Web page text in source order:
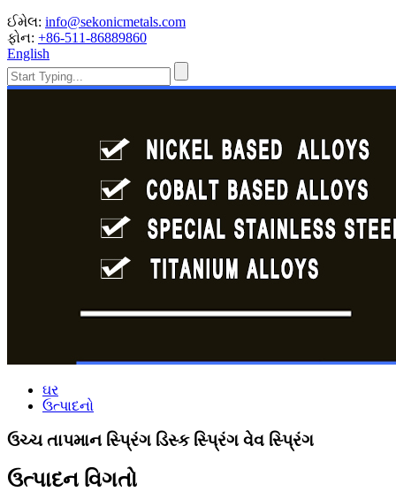
ઈમેલ: info@sekonicmetals.com
ફોન: +86-511-86889860
English
ઘર
ઉત્પાદનો
ઉચ્ચ તાપમાન સ્પ્રિંગ ડિસ્ક સ્પ્રિંગ વેવ સ્પ્રિંગ
ઉત્પાદન વિગતો